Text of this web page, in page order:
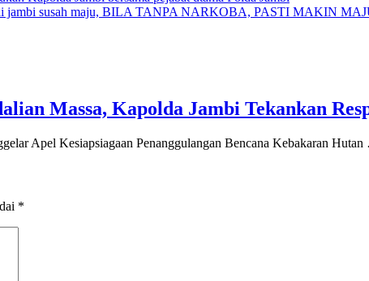
jambi susah maju, BILA TANPA NARKOBA, PASTI MAKIN
Massa, Kapolda Jambi Tekankan
Apel Kesiapsiagaan Penanggulangan Bencana Kebakaran
*